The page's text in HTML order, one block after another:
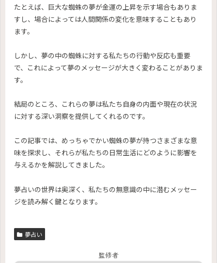
たとえば、巨大な蜘蛛の夢が金運の上昇を示す場合もありま
すし、場合によっては人間関係の変化を意味することもあり
ます。
しかし、夢の中の蜘蛛に対する私たちの行動や反応も重要
で、これによって夢のメッセージが大きく変わることがありま
す。
結局のところ、これらの夢は私たち自身の内面や現在の状況
に対する深い洞察を提供してくれるのです。
この記事では、めっちゃでかい蜘蛛の夢が持つさまざまな意
味を探求し、それらが私たちの日常生活にどのように影響を
与えるかを解説してきました。
夢占いの世界は奥深く、私たちの無意識の中に潜むメッセー
ジを読み解く鍵となります。
夢占い
監修者